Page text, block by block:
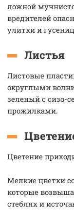
ложной
вредителей
улитки и
Листья
Листовые
округлыми
зеленый с сизо-
прожилками.
Цветение
Мелкие цветки
которые
стеблях и